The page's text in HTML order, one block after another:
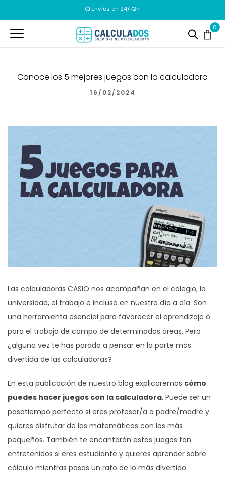
Envíos en 24/72h
0
Conoce los 5 mejores juegos con la calculadora
16/02/2024
Las calculadoras CASIO nos acompañan en el colegio, la
universidad, el trabajo e incluso en nuestro día a día. Son
una herramienta esencial para favorecer el aprendizaje o
para el trabajo de campo de determinadas áreas. Pero
¿alguna vez te has parado a pensar en la parte más
divertida de las calculadoras?
En esta publicación de nuestro blog explicaremos cómo
puedes hacer juegos con la calculadora. Puede ser un
pasatiempo perfecto si eres profesor/a o padre/madre y
quieres disfrutar de las matemáticas con los más
pequeños. También te encantarán estos juegos tan
entretenidos si eres estudiante y quieres aprender sobre
cálculo mientras pasas un rato de lo más divertido.